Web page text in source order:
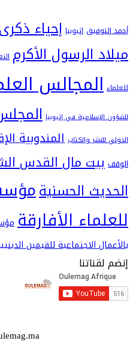
إثيوبيا
الرسول الأكرم التعليم العتيق
العلمية
في إثيوبيا المجلس
والكتاب المندوبية
مال القدس الشريف
الحسنيةمؤسسة
الأفارقةمؤسسة
الاجتماعية للقيمين الدينيين وزارة